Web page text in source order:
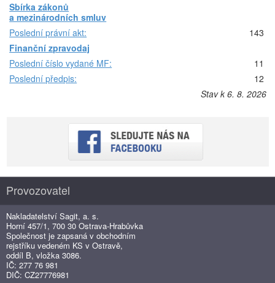
Sbírka zákonů
a mezinárodních smluv
Poslední právní akt:
143
Finanční zpravodaj
Poslední číslo vydané MF:
11
Poslední předpis:
12
Stav k 6. 8. 2026
Provozovatel
Nakladatelství Sagit, a. s.
Horní 457/1, 700 30 Ostrava-Hrabůvka
Společnost je zapsaná v obchodním
rejstříku vedeném KS v Ostravě,
oddíl B, vložka 3086.
IČ: 277 76 981
DIČ: CZ27776981